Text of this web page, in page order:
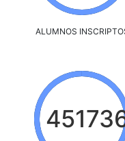
ALUMNOS